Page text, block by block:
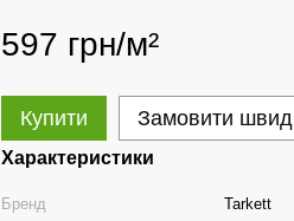
597 грн/м²
Купити Замовити
Характеристики
Бренд
Tarkett